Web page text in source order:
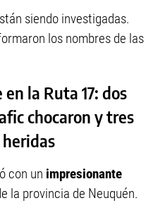
siendo investigadas.
los nombres de las
la Ruta 17: dos
chocaron y tres
con un impresionante
la provincia de Neuquén.